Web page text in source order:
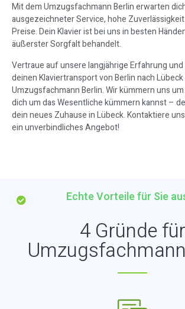
Mit dem Umzugsfachmann Berlin erwarten
ausgezeichneter Service, hohe
Preise. Dein Klavier ist bei uns in besten
äußerster Sorgfalt behandelt.
Vertraue auf unsere langjährige Erfahrung
deinen Klaviertransport von Berlin nach
Umzugsfachmann Berlin. Wir kümmern uns
dich um das Wesentliche kümmern kannst –
dein neues Zuhause in Lübeck. Kontaktiere
ein unverbindliches Angebot!
Echte Vorteile für Sie
4 Gründe für